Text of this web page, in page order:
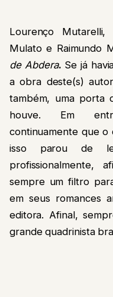
Lourenço
Mulato e Raimundo
de Abdera. Se já
a obra deste(s)
também, uma porta
houve. Em
continuamente que o
isso parou de
profissionalmente,
sempre um filtro
em seus romances
editora. Afinal,
grande quadrinista